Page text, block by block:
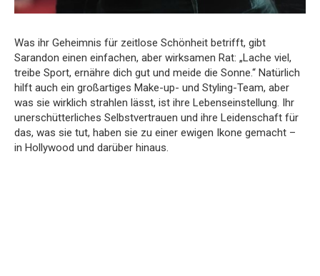
Was ihr Geheimnis für zeitlose Schönheit betrifft, gibt
Sarandon einen einfachen, aber wirksamen Rat: „Lache viel,
treibe Sport, ernähre dich gut und meide die Sonne.“ Natürlich
hilft auch ein großartiges Make-up- und Styling-Team, aber
was sie wirklich strahlen lässt, ist ihre Lebenseinstellung. Ihr
unerschütterliches Selbstvertrauen und ihre Leidenschaft für
das, was sie tut, haben sie zu einer ewigen Ikone gemacht –
in Hollywood und darüber hinaus.